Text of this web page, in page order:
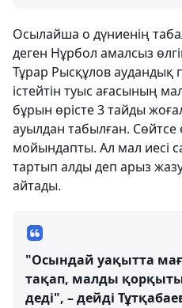
Осылайша о дүниенің
деген Нұрбол амалсыз
Тұрар Рысқұлов аудандық
істейтін туыс ағасының
бұрын өрісте 3 тайды
ауылдан табылған. Сөйтсе
мойындапты. Ал мал иесі
тартып алды деп арыз
айтады.
"Осындай уақытта
тақап, малды
деді", – дейді